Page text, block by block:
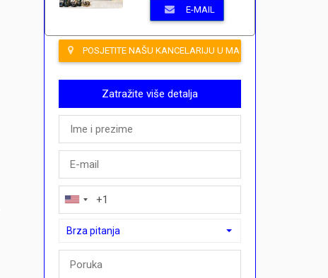
E-MAIL
POSJETITE NAŠU KANCELARIJU U MAHMUTLARU
Zatražite više detalja
Brza pitanja
Brza pitanja